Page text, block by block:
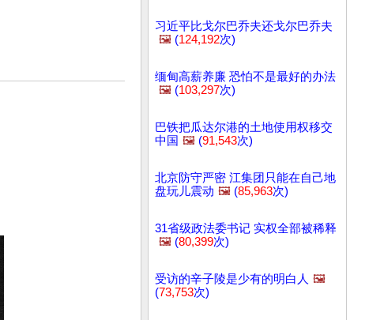
习近平比戈尔巴乔夫还戈尔巴乔夫
🖼️ (124,192次)
缅甸高薪养廉 恐怕不是最好的办法
🖼️ (103,297次)
巴铁把瓜达尔港的土地使用权移交
中国 🖼️ (91,543次)
北京防守严密 江集团只能在自己地
盘玩儿震动 🖼️ (85,963次)
31省级政法委书记 实权全部被稀释
🖼️ (80,399次)
受访的辛子陵是少有的明白人 🖼️
(73,753次)